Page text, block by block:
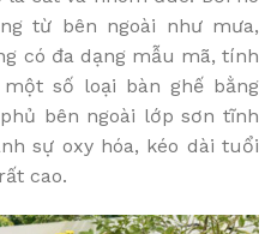
từ bên ngoài như mưa,
có đa dạng mẫu mã, tính
số loại bàn ghế bằng
bên ngoài lớp sơn tĩnh
sự oxy hóa, kéo dài tuổi
cao.